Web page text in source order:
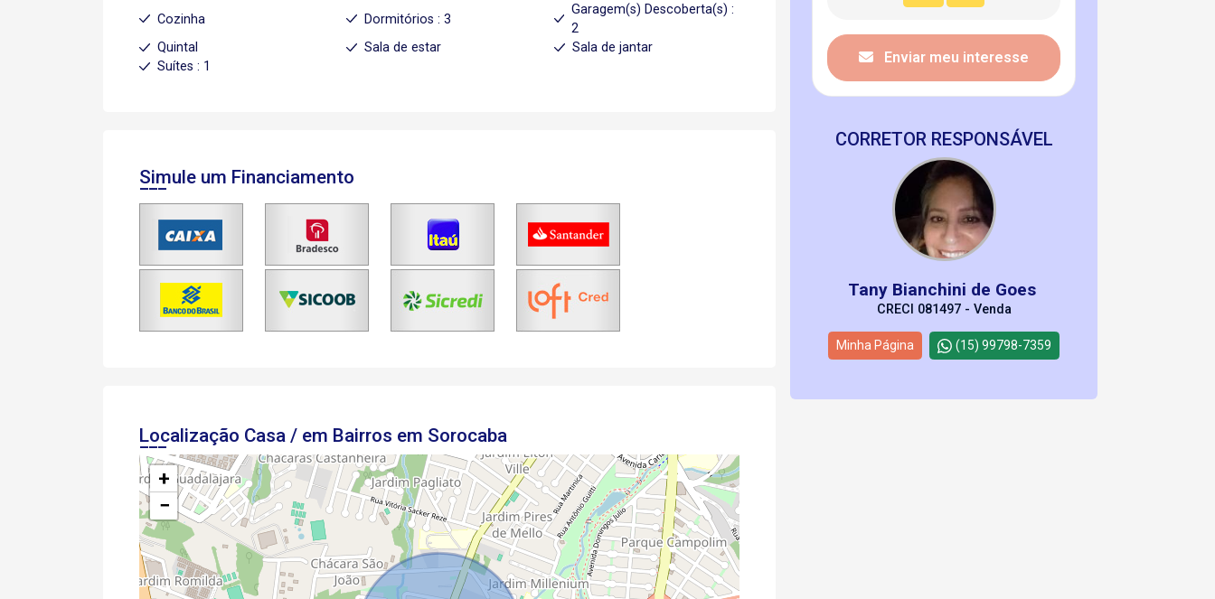
Cozinha
Dormitórios : 3
Garagem(s) Descoberta(s) :
2
Quintal
Sala de estar
Sala de jantar
Suítes : 1
Simule um Financiamento
Localização Casa / em Bairros em Sorocaba
+
−
Enviar meu interesse
CORRETOR RESPONSÁVEL
Tany Bianchini de Goes
CRECI 081497 - Venda
Minha Página (15) 99798-7359